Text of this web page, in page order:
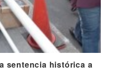
sentencia histórica a